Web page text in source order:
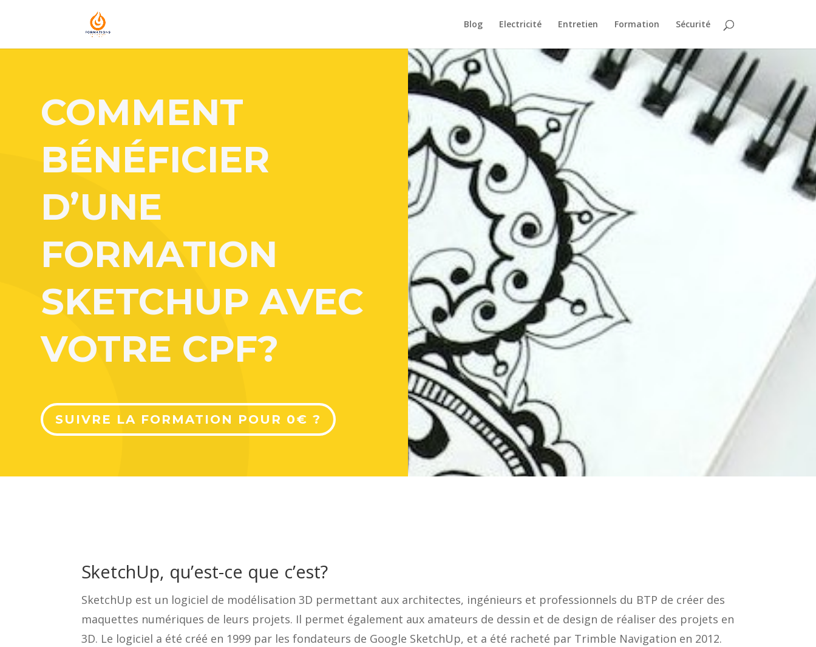
Blog Electricité Entretien Formation Sécurité
COMMENT
BÉNÉFICIER
D’UNE
FORMATION
SKETCHUP AVEC
VOTRE CPF?
SUIVRE LA FORMATION POUR 0€ ?
SketchUp, qu’est-ce que c’est?
SketchUp est un logiciel de modélisation 3D permettant aux architectes, ingénieurs et professionnels du BTP de créer des
maquettes numériques de leurs projets. Il permet également aux amateurs de dessin et de design de réaliser des projets en
3D. Le logiciel a été créé en 1999 par les fondateurs de Google SketchUp, et a été racheté par Trimble Navigation en 2012.